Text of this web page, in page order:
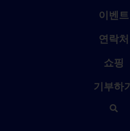
이벤트
연락처
쇼핑
기부하기